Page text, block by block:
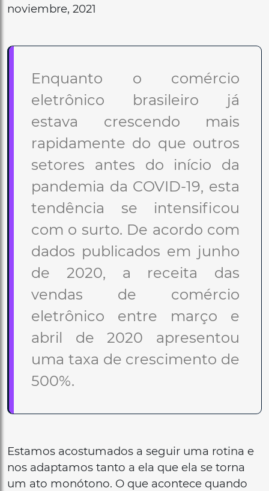
noviembre, 2021
Enquanto o comércio
eletrônico brasileiro já
estava crescendo mais
rapidamente do que outros
setores antes do início da
pandemia da COVID-19, esta
tendência se intensificou
com o surto. De acordo com
dados publicados em junho
de 2020, a receita das
vendas de comércio
eletrônico entre março e
abril de 2020 apresentou
uma taxa de crescimento de
500%.
Estamos acostumados a seguir uma rotina e
nos adaptamos tanto a ela que ela se torna
um ato monótono. O que acontece quando